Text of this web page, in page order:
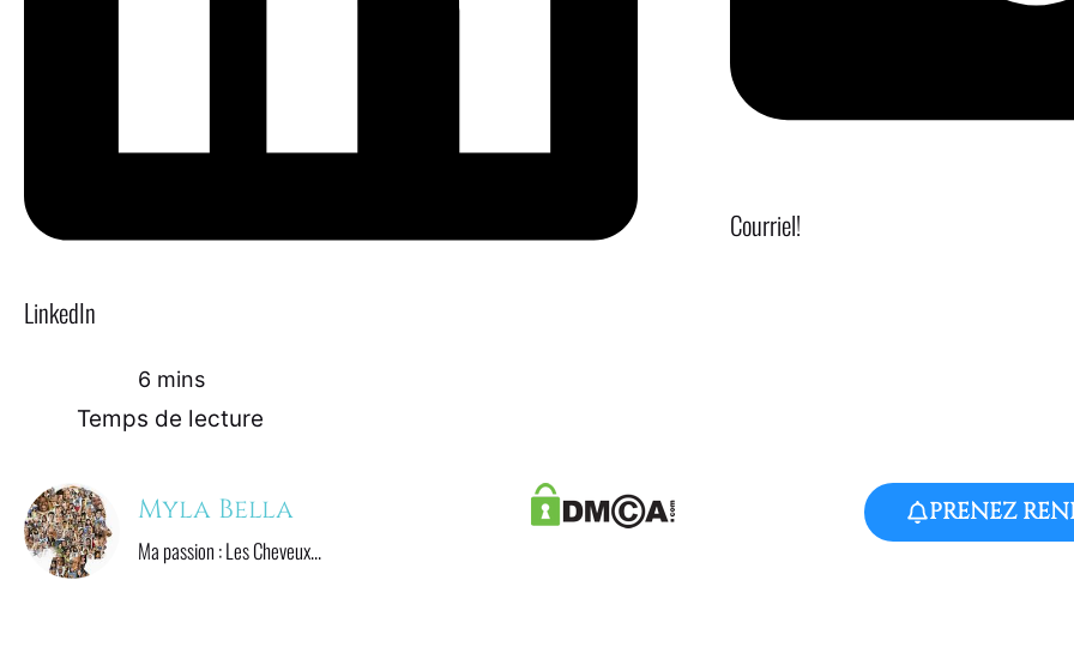
LinkedIn
Courriel!
Temps de lecture
10 mins
Myla Bella
Ma passion : Les Cheveux...
PRENEZ